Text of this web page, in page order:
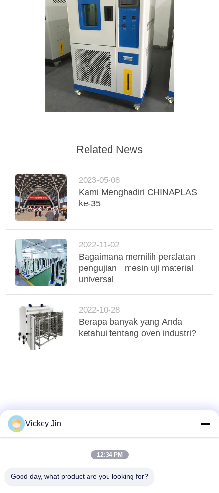
Related News
2023-05-08
Kami Menghadiri CHINAPLAS
ke-35
2022-11-02
Bagaimana memilih peralatan
pengujian - mesin uji material
universal
2022-10-28
Berapa banyak yang Anda
ketahui tentang oven industri?
Vickey Jin
12:34 PM
Good day, what product are you looking for?